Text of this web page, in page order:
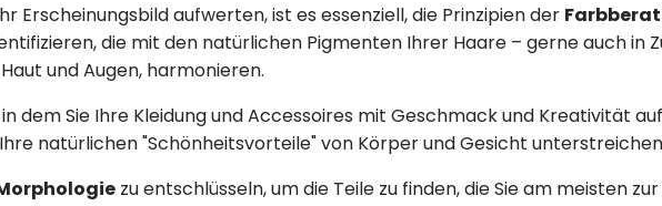
Erscheinungsbild aufwerten, ist es essenziell, die Prinzipien der
die mit den natürlichen Pigmenten Ihrer Haare – gerne auch in
und Augen, harmonieren.
dem Sie Ihre Kleidung und Accessoires mit Geschmack und Kreativität
natürlichen "Schönheitsvorteile" von Körper und Gesicht
zu entschlüsseln, um die Teile zu finden, die Sie am meisten